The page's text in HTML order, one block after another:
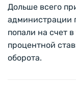
Дольше всего
администрации
попали на счет
процентной
оборота.